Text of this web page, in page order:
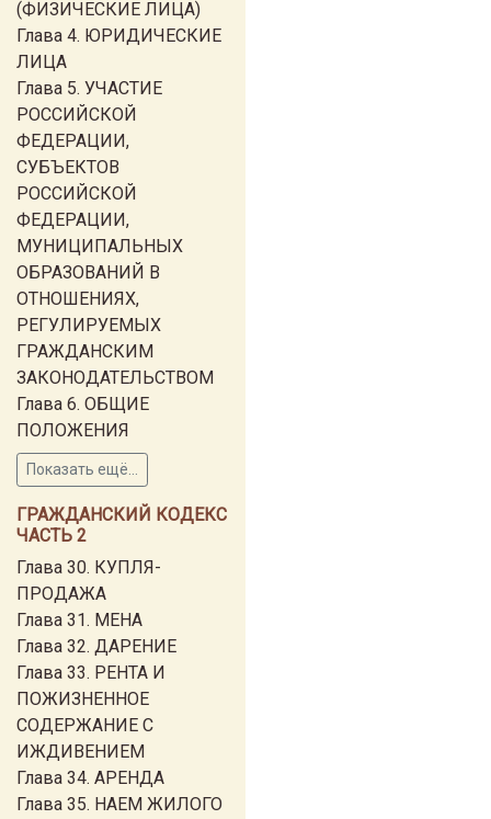
(ФИЗИЧЕСКИЕ ЛИЦА)
Глава 4. ЮРИДИЧЕСКИЕ
ЛИЦА
Глава 5. УЧАСТИЕ
РОССИЙСКОЙ
ФЕДЕРАЦИИ,
СУБЪЕКТОВ
РОССИЙСКОЙ
ФЕДЕРАЦИИ,
МУНИЦИПАЛЬНЫХ
ОБРАЗОВАНИЙ В
ОТНОШЕНИЯХ,
РЕГУЛИРУЕМЫХ
ГРАЖДАНСКИМ
ЗАКОНОДАТЕЛЬСТВОМ
Глава 6. ОБЩИЕ
ПОЛОЖЕНИЯ
Показать ещё...
ГРАЖДАНСКИЙ КОДЕКС
ЧАСТЬ 2
Глава 30. КУПЛЯ-
ПРОДАЖА
Глава 31. МЕНА
Глава 32. ДАРЕНИЕ
Глава 33. РЕНТА И
ПОЖИЗНЕННОЕ
СОДЕРЖАНИЕ С
ИЖДИВЕНИЕМ
Глава 34. АРЕНДА
Глава 35. НАЕМ ЖИЛОГО